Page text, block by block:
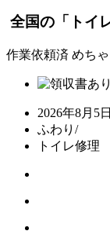
全国の「トイ
作業依頼済 めち
2026年8月5日
ふわり /
トイレ修理